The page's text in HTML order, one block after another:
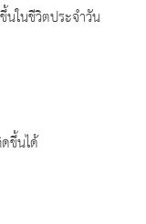
นในชีวิตประจำวัน
ขึ้นได้